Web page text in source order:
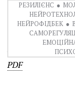
РЕЗИЛІЄНС
НЕЙРОФІДБЕК
PDF (English)
PDF